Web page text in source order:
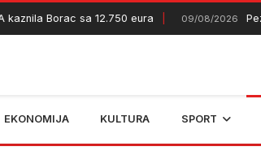
Borac sa 12.750 eura 09/08/2026 Pezer
EKONOMIJA KULTURA SPORT